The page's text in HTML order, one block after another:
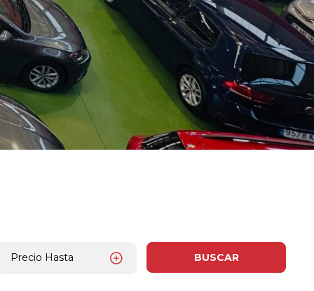
Precio Hasta BUSCAR